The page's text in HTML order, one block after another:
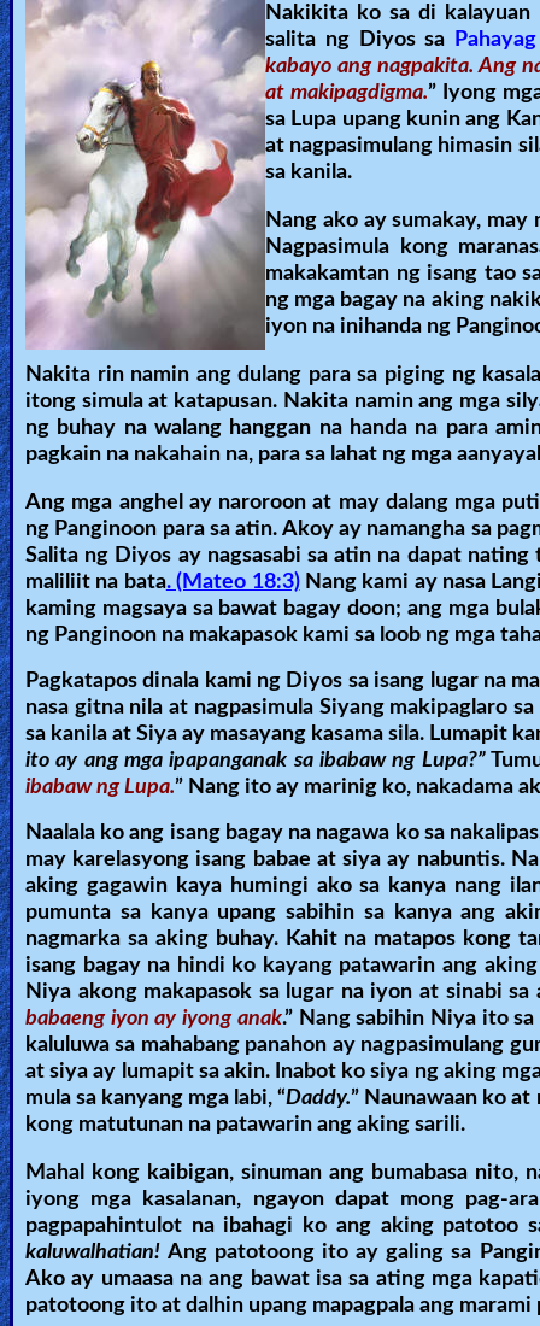
Nakikita ko sa di kalayuan
salita ng Diyos sa
kabayo ang nagpakita. Ang
at makipagdigma.” Iyong
sa Lupa upang kunin ang
at nagpasimulang himasin
sa kanila.
Nang ako ay sumakay, may
Nagpasimula kong
makakamtan ng isang tao
ng mga bagay na aking
iyon na inihanda ng
Nakita rin namin ang dulang para sa piging ng
itong simula at katapusan. Nakita namin ang mga
ng buhay na walang hanggan na handa na para
pagkain na nakahain na, para sa lahat ng mga
Ang mga anghel ay naroroon at may dalang mga
ng Panginoon para sa atin. Akoy ay namangha sa
Salita ng Diyos ay nagsasabi sa atin na dapat
maliliit na bata. (Mateo 18:3)Nang kami ay nasa
kaming magsaya sa bawat bagay doon; ang mga
ng Panginoon na makapasok kami sa loob ng mga
Pagkatapos dinala kami ng Diyos sa isang lugar na
nasa gitna nila at nagpasimula Siyang makipaglaro
sa kanila at Siya ay masayang kasama sila. Lumapit
ito ay ang mga ipapanganak sa ibabaw ng Lupa?”
ibabaw ng Lupa.” Nang ito ay marinig ko, nakadama
Naalala ko ang isang bagay na nagawa ko sa
may karelasyong isang babae at siya ay nabuntis.
aking gagawin kaya humingi ako sa kanya nang
pumunta sa kanya upang sabihin sa kanya ang
nagmarka sa aking buhay. Kahit na matapos kong
isang bagay na hindi ko kayang patawarin ang
Niya akong makapasok sa lugar na iyon at sinabi sa
babaeng iyon ay iyong anak.” Nang sabihin Niya ito
kaluluwa sa mahabang panahon ay nagpasimulang
at siya ay lumapit sa akin. Inabot ko siya ng aking
mula sa kanyang mga labi, “Daddy.” Naunawaan ko
kong matutunan na patawarin ang aking sarili.
Mahal kong kaibigan, sinuman ang bumabasa nito,
iyong mga kasalanan, ngayon dapat mong pag-
pagpapahintulot na ibahagi ko ang aking patotoo
kaluwalhatian!Ang patotoong ito ay galing sa
Ako ay umaasa na ang bawat isa sa ating mga
patotoong ito at dalhin upang mapagpala ang marami